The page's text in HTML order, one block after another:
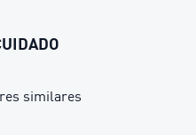
similares